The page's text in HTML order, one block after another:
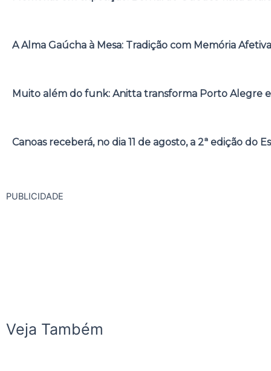
A Alma Gaúcha à Mesa: Tradição com Memória Afetiva
Muito além do funk: Anitta transforma Porto Alegre
Canoas receberá, no dia 11 de agosto, a 2ª edição do
PUBLICIDADE
Veja Também